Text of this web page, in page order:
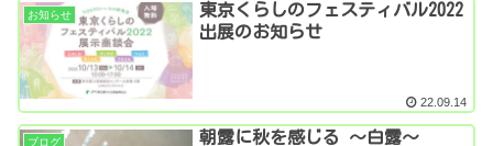
お知らせ
東京くらしのフェスティバル2022
出展のお知らせ
22.09.14
ブログ 朝露に秋を感じる ～白露～